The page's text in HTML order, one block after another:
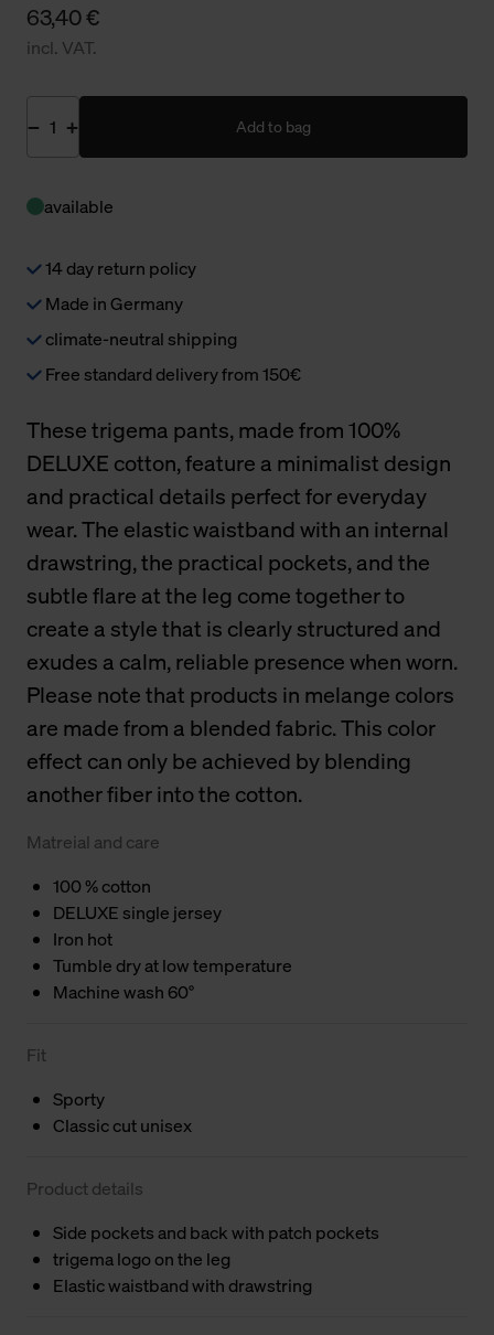
63,40 €
incl. VAT.
Add to bag
available
14 day return policy
Made in Germany
climate-neutral shipping
Free standard delivery from 150€
These trigema pants, made from 100%
DELUXE cotton, feature a minimalist design
and practical details perfect for everyday
wear. The elastic waistband with an internal
drawstring, the practical pockets, and the
subtle flare at the leg come together to
create a style that is clearly structured and
exudes a calm, reliable presence when worn.
Please note that products in melange colors
are made from a blended fabric. This color
effect can only be achieved by blending
another fiber into the cotton.
Matreial and care
100 % cotton
DELUXE single jersey
Iron hot
Tumble dry at low temperature
Machine wash 60°
Fit
Sporty
Classic cut unisex
Product details
Side pockets and back with patch pockets
trigema logo on the leg
Elastic waistband with drawstring